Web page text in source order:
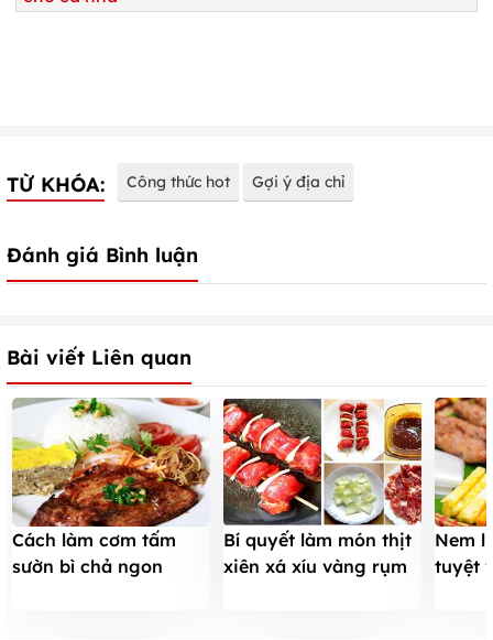
TỪ KHÓA: Công thức hot Gợi ý địa chỉ
Đánh giá Bình luận
Bài viết Liên quan
Cách làm cơm tấm
sườn bì chả ngon
Bí quyết làm món thịt
xiên xá xíu vàng rụm
Nem
tuyệt